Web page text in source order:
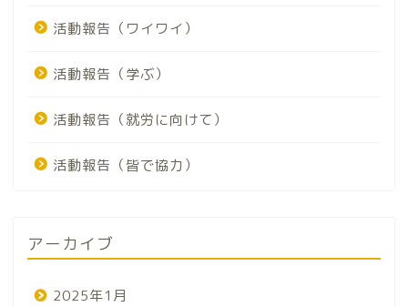
活動報告（ワイワイ）
活動報告（学ぶ）
活動報告（就労に向けて）
活動報告（皆で協力）
アーカイブ
2025年1月